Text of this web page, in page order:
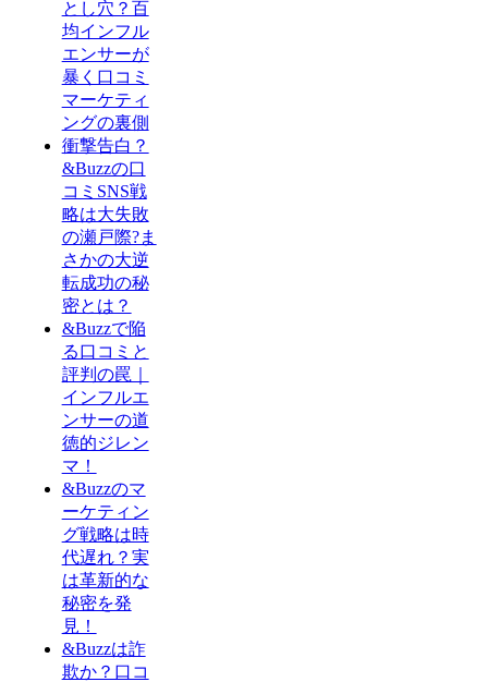
とし穴？百
均インフル
エンサーが
暴く口コミ
マーケティ
ングの裏側
衝撃告白？
&Buzzの口
コミSNS戦
略は大失敗
の瀬戸際?ま
さかの大逆
転成功の秘
密とは？
&Buzzで陥
る口コミと
評判の罠｜
インフルエ
ンサーの道
徳的ジレン
マ！
&Buzzのマ
ーケティン
グ戦略は時
代遅れ？実
は革新的な
秘密を発
見！
&Buzzは詐
欺か？口コ